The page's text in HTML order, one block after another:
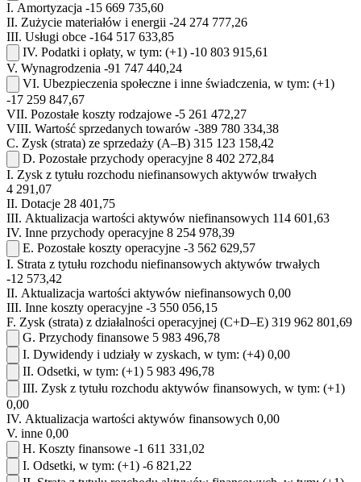
I. Amortyzacja -15 669 735,60
II. Zużycie materiałów i energii -24 274 777,26
III. Usługi obce -164 517 633,85
IV. Podatki i opłaty, w tym: (+1) -10 803 915,61
V. Wynagrodzenia -91 747 440,24
VI. Ubezpieczenia społeczne i inne świadczenia, w tym: (+1)
-17 259 847,67
VII. Pozostałe koszty rodzajowe -5 261 472,27
VIII. Wartość sprzedanych towarów -389 780 334,38
C. Zysk (strata) ze sprzedaży (A–B) 315 123 158,42
D. Pozostałe przychody operacyjne 8 402 272,84
I. Zysk z tytułu rozchodu niefinansowych aktywów trwałych
4 291,07
II. Dotacje 28 401,75
III. Aktualizacja wartości aktywów niefinansowych 114 601,63
IV. Inne przychody operacyjne 8 254 978,39
E. Pozostałe koszty operacyjne -3 562 629,57
I. Strata z tytułu rozchodu niefinansowych aktywów trwałych
-12 573,42
II. Aktualizacja wartości aktywów niefinansowych 0,00
III. Inne koszty operacyjne -3 550 056,15
F. Zysk (strata) z działalności operacyjnej (C+D–E) 319 962 801,69
G. Przychody finansowe 5 983 496,78
I. Dywidendy i udziały w zyskach, w tym: (+4) 0,00
II. Odsetki, w tym: (+1) 5 983 496,78
III. Zysk z tytułu rozchodu aktywów finansowych, w tym: (+1)
0,00
IV. Aktualizacja wartości aktywów finansowych 0,00
V. inne 0,00
H. Koszty finansowe -1 611 331,02
I. Odsetki, w tym: (+1) -6 821,22